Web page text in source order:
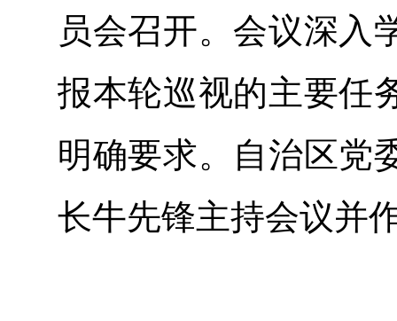
员会召开。会议深入
报本轮巡视的主要任
明确要求。自治区党
长牛先锋主持会议并